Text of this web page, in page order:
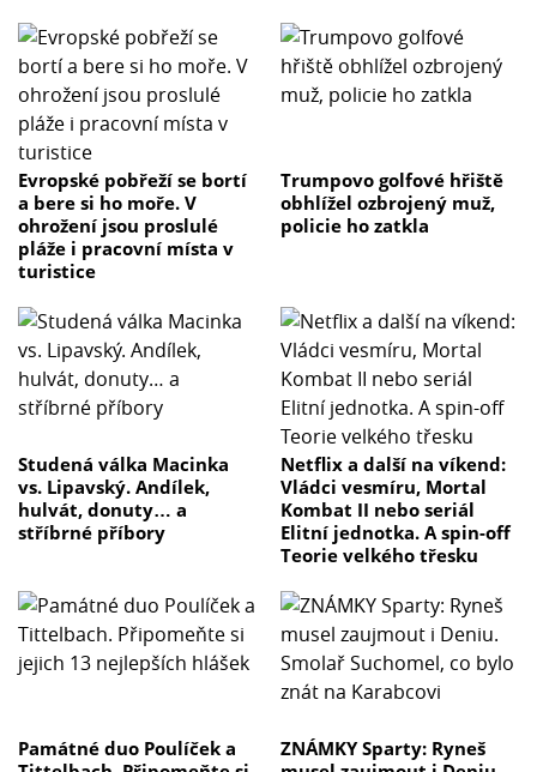
Evropské pobřeží se bortí
a bere si ho moře. V
ohrožení jsou proslulé
pláže i pracovní místa v
turistice
Trumpovo golfové hřiště
obhlížel ozbrojený muž,
policie ho zatkla
Studená válka Macinka
vs. Lipavský. Andílek,
hulvát, donuty… a
stříbrné příbory
Netflix a další na víkend:
Vládci vesmíru, Mortal
Kombat II nebo seriál
Elitní jednotka. A spin-off
Teorie velkého třesku
Památné duo Poulíček a
ZNÁMKY Sparty: Ryneš